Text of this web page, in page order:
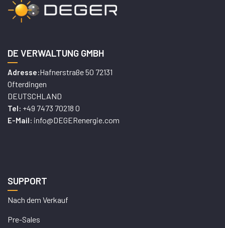
DE VERWALTUNG GMBH
Adresse:Hafnerstraße 50 72131
Ofterdingen
DEUTSCHLAND
Tel: +49 7473 70218 0
E-Mail: info@DEGERenergie.com
SUPPORT
Nach dem Verkauf
Pre-Sales